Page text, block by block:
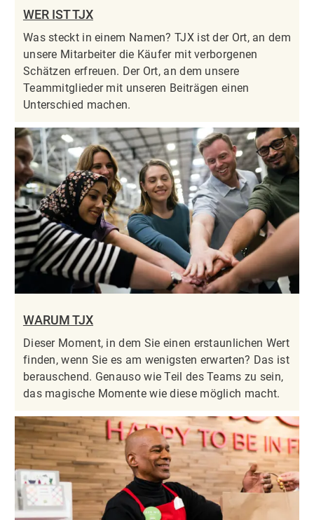
WER IST TJX
Was steckt in einem Namen? TJX ist der Ort, an dem
unsere Mitarbeiter die Käufer mit verborgenen
Schätzen erfreuen. Der Ort, an dem unsere
Teammitglieder mit unseren Beiträgen einen
Unterschied machen.
WARUM TJX
Dieser Moment, in dem Sie einen erstaunlichen Wert
finden, wenn Sie es am wenigsten erwarten? Das ist
berauschend. Genauso wie Teil des Teams zu sein,
das magische Momente wie diese möglich macht.